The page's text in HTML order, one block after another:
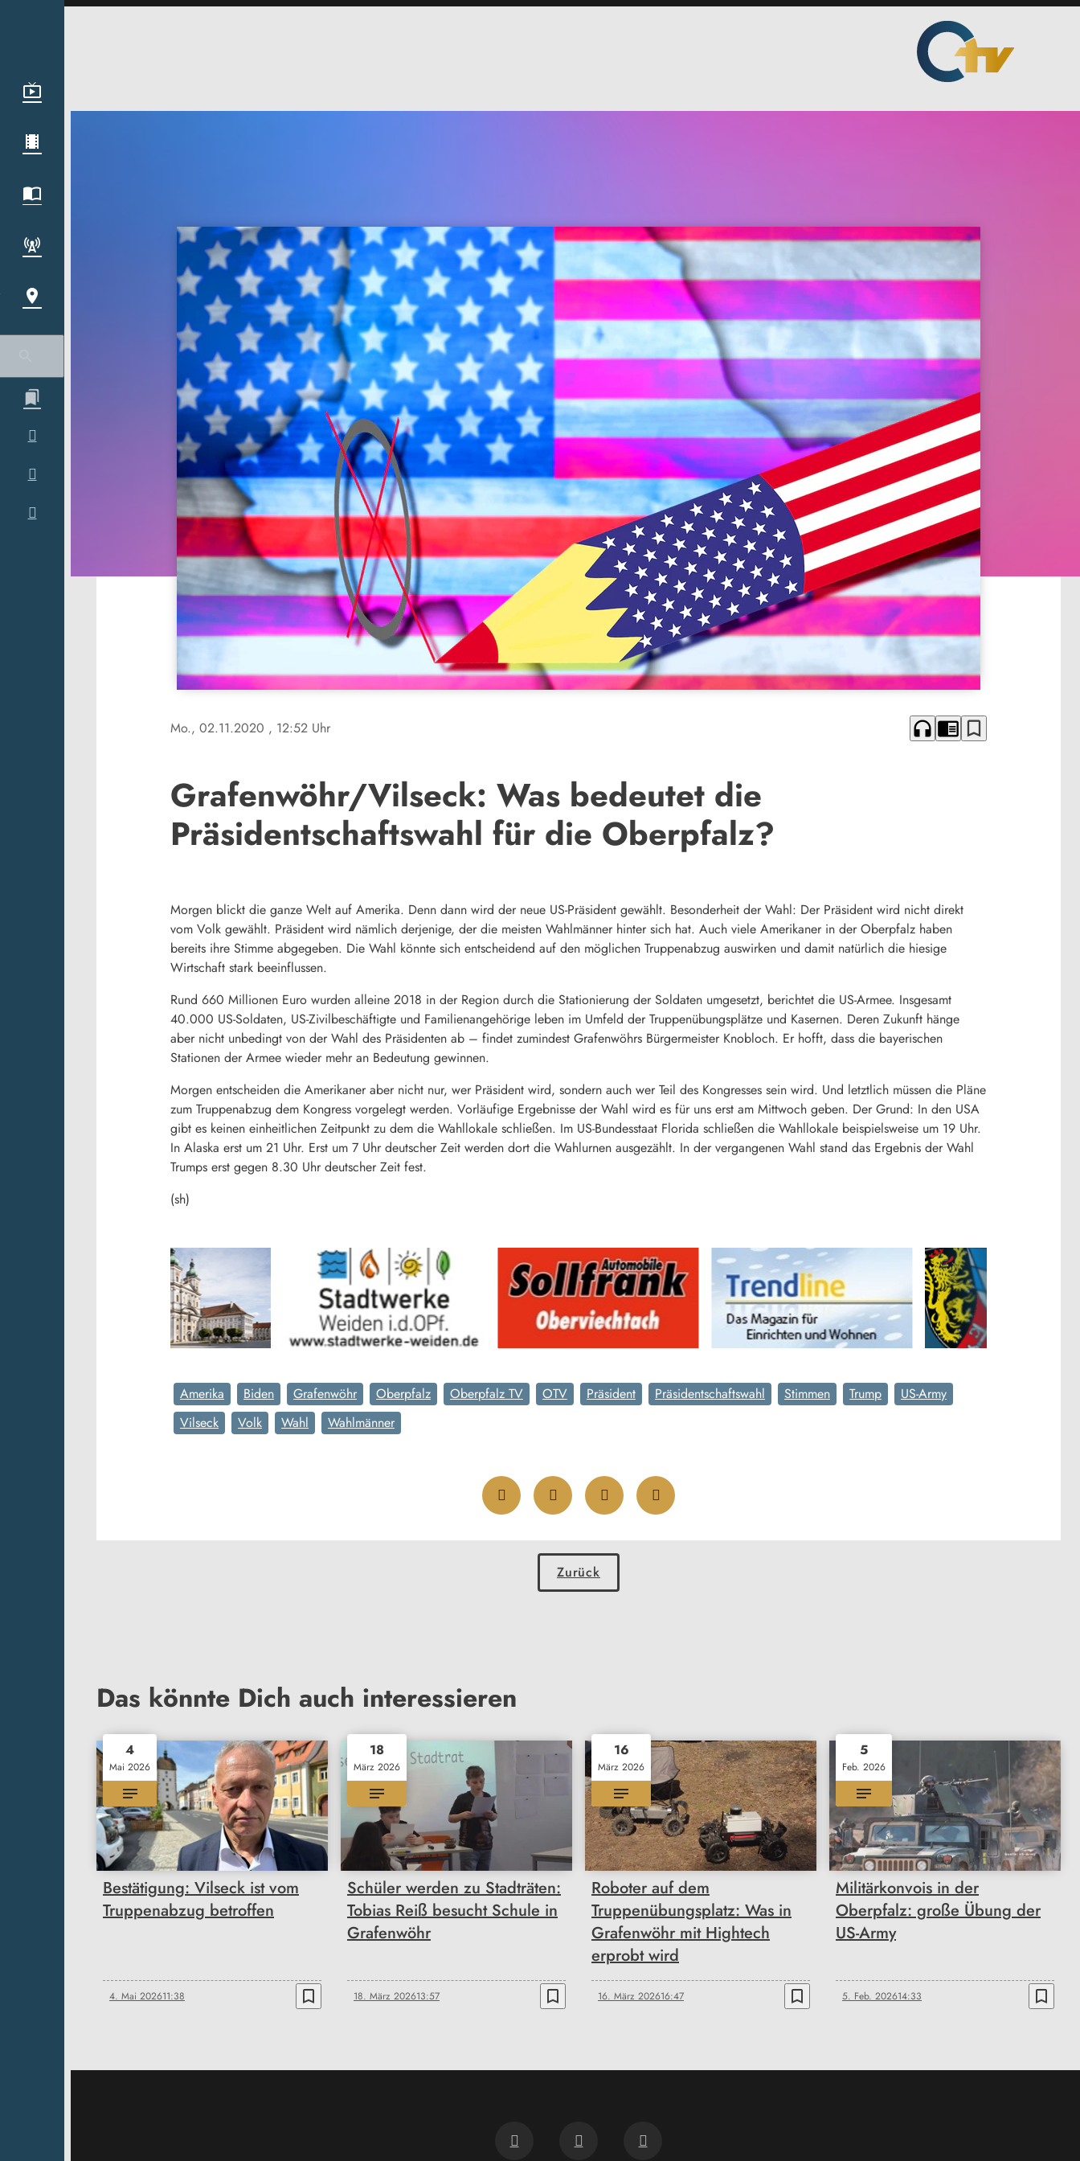
Mo., 02.11.2020 , 12:52 Uhr headphones chrome_reader_mode bookmark_border
Grafenwöhr/Vilseck: Was bedeutet die
Präsidentschaftswahl für die Oberpfalz?
Morgen blickt die ganze Welt auf Amerika. Denn dann wird der neue US-Präsident gewählt. Besonderheit der Wahl: Der Präsident wird nicht direkt
vom Volk gewählt. Präsident wird nämlich derjenige, der die meisten Wahlmänner hinter sich hat. Auch viele Amerikaner in der Oberpfalz haben
bereits ihre Stimme abgegeben. Die Wahl könnte sich entscheidend auf den möglichen Truppenabzug auswirken und damit natürlich die hiesige
Wirtschaft stark beeinflussen.
Rund 660 Millionen Euro wurden alleine 2018 in der Region durch die Stationierung der Soldaten umgesetzt, berichtet die US-Armee. Insgesamt
40.000 US-Soldaten, US-Zivilbeschäftigte und Familienangehörige leben im Umfeld der Truppenübungsplätze und Kasernen. Deren Zukunft hänge
aber nicht unbedingt von der Wahl des Präsidenten ab – findet zumindest Grafenwöhrs Bürgermeister Knobloch. Er hofft, dass die bayerischen
Stationen der Armee wieder mehr an Bedeutung gewinnen.
Morgen entscheiden die Amerikaner aber nicht nur, wer Präsident wird, sondern auch wer Teil des Kongresses sein wird. Und letztlich müssen die Pläne
zum Truppenabzug dem Kongress vorgelegt werden. Vorläufige Ergebnisse der Wahl wird es für uns erst am Mittwoch geben. Der Grund: In den USA
gibt es keinen einheitlichen Zeitpunkt zu dem die Wahllokale schließen. Im US-Bundesstaat Florida schließen die Wahllokale beispielsweise um 19 Uhr.
In Alaska erst um 21 Uhr. Erst um 7 Uhr deutscher Zeit werden dort die Wahlurnen ausgezählt. In der vergangenen Wahl stand das Ergebnis der Wahl
Trumps erst gegen 8.30 Uhr deutscher Zeit fest.
(sh)
Amerika Biden Grafenwöhr Oberpfalz Oberpfalz TV OTV Präsident Präsidentschaftswahl Stimmen Trump
US-Army
Vilseck
Volk Wahl Wahlmänner
Zurück
Das könnte Dich auch interessieren
4
Mai 2026
Bestätigung: Vilseck ist vom
Truppenabzug betroffen
4. Mai 202611:38 bookmark_border
18
März 2026
Schüler werden zu Stadträten:
Tobias Reiß besucht Schule in
Grafenwöhr
18. März 202613:57 bookmark_border
16
März 2026
Roboter auf dem
Truppenübungsplatz: Was in
Grafenwöhr mit Hightech
erprobt wird
16. März 202616:47 bookmark_border
5
Feb. 2026
Militärkonvois in der
Oberpfalz: große Übung der
US-Army
5. Feb. 202614:33 bookmark_border